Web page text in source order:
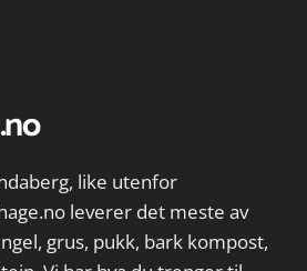
like utenfor
leverer det meste av
grus, pukk, bark kompost,